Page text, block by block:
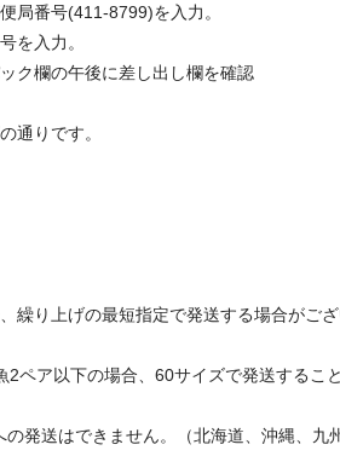
局番号(411-8799)を入力。
を入力。
ク欄の午後に差し出し欄を確認
通りです。
繰り上げの最短指定で発送する場合がござ
ペア以下の場合、60サイズで発送するこ
発送はできません。（北海道、沖縄、九州